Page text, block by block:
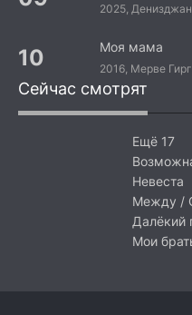
2025,
Моя мама
2016, Мерве
Сейчас смотрят
Ещё 17
Невеста
Между /
Далёкий
Мои